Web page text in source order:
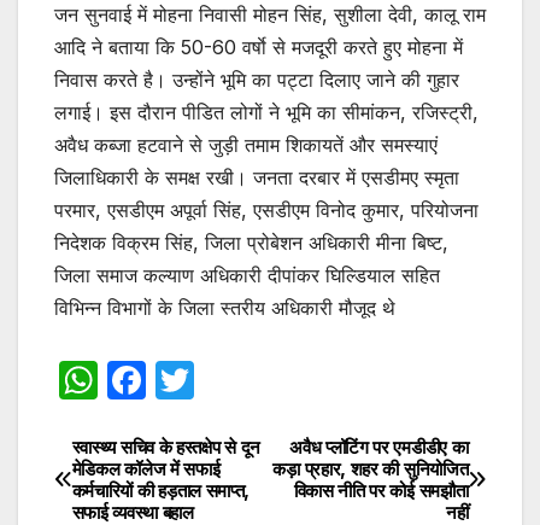
जन सुनवाई में मोहना निवासी मोहन सिंह, सुशीला देवी, कालू राम
आदि ने बताया कि 50-60 वर्षाे से मजदूरी करते हुए मोहना में
निवास करते है। उन्होंने भूमि का पट्टा दिलाए जाने की गुहार
लगाई। इस दौरान पीडित लोगों ने भूमि का सीमांकन, रजिस्ट्री,
अवैध कब्जा हटवाने से जुड़ी तमाम शिकायतें और समस्याएं
जिलाधिकारी के समक्ष रखी। जनता दरबार में एसडीमए स्मृता
परमार, एसडीएम अपूर्वा सिंह, एसडीएम विनोद कुमार, परियोजना
निदेशक विक्रम सिंह, जिला प्रोबेशन अधिकारी मीना बिष्ट,
जिला समाज कल्याण अधिकारी दीपांकर घिल्डियाल सहित
विभिन्न विभागों के जिला स्तरीय अधिकारी मौजूद थे
W
at
s
F
c
e
itt
er
Post
navigation
अवैध प्लॉटिंग पर एमडीडीए का
कड़ा प्रहार, शहर की सुनियोजित
विकास नीति पर कोई समझौता
नहीं
स्वास्थ्य सचिव के हस्तक्षेप से दून
मेडिकल कॉलेज में सफाई
कर्मचारियों की हड़ताल समाप्त,
सफाई व्यवस्था बहाल